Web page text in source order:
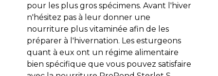
pour les plus gros spécimens. Avant l'hiver
n'hésitez pas à leur donner une
nourriture plus vitaminée afin de les
préparer à l'hivernation. Les esturgeons
quant à eux ont un régime alimentaire
bien spécifique que vous pouvez satisfaire